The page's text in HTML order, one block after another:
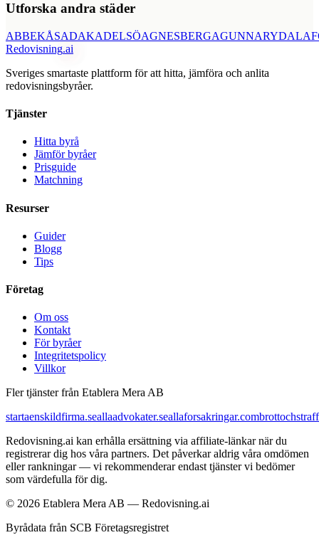
Utforska andra städer
ABBEKÅSADAKADELSÖAGNESBERGAGUNNARYD
Redovisning.ai
Sveriges smartaste plattform för att hitta, jämföra och anlita
redovisningsbyråer.
Tjänster
Hitta byrå
Jämför byråer
Prisguide
Matchning
Resurser
Guider
Blogg
Tips
Företag
Om oss
Kontakt
För byråer
Integritetspolicy
Villkor
Fler tjänster från Etablera Mera AB
startaenskildfirma.seallaadvokater.seallaforsakringar.com
Redovisning.ai kan erhålla ersättning via affiliate-länkar när du
registrerar dig hos våra partners. Det påverkar aldrig våra omdömen
eller rankningar — vi rekommenderar endast tjänster vi bedömer
som värdefulla för dig.
© 2026 Etablera Mera AB — Redovisning.ai
Byrådata från SCB Företagsregistret